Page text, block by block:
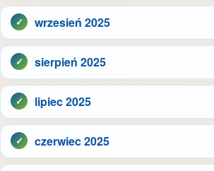
wrzesień 2025
sierpień 2025
lipiec 2025
czerwiec 2025